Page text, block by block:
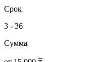
Срок
3 - 36
Сумма